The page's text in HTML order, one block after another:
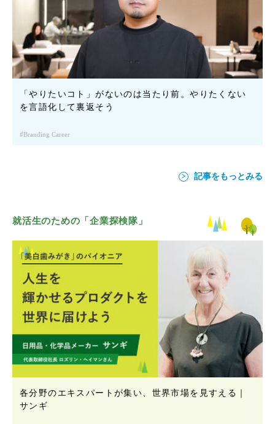
「やりたいコト」がないのは当たり前。やりたくない
を言語化して裏返そう
Branding Career
記事をもっとみる
就活生のための「企業探検隊」
各分野のエキスパートが集い、世界市場を見すえる｜
サンギ